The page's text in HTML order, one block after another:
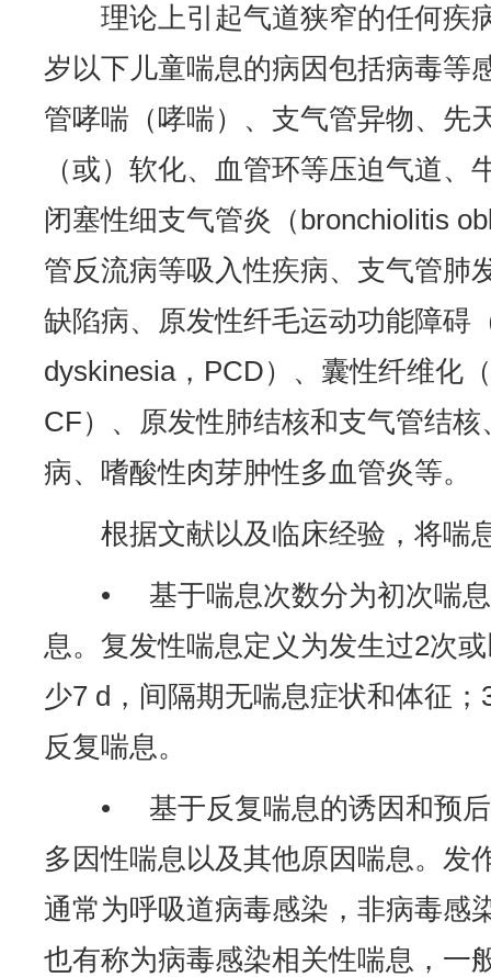
理论上引起气道狭窄的任何疾
岁以下儿童喘息的病因包括病毒等
管哮喘（哮喘）、支气管异物、先
（或）软化、血管环等压迫气道、
闭塞性细支气管炎（bronchiolitis
管反流病等吸入性疾病、支气管肺
缺陷病、原发性纤毛运动功能障碍
dyskinesia，PCD）、囊性纤维化
CF）、原发性肺结核和支气管结
病、嗜酸性肉芽肿性多血管炎等。
根据文献以及临床经验，将喘
• 基于喘息次数分为初次喘
息。复发性喘息定义为发生过2次
少7 d，间隔期无喘息症状和体征
反复喘息。
• 基于反复喘息的诱因和预
多因性喘息以及其他原因喘息。发
通常为呼吸道病毒感染，非病毒感
也有称为病毒感染相关性喘息，一